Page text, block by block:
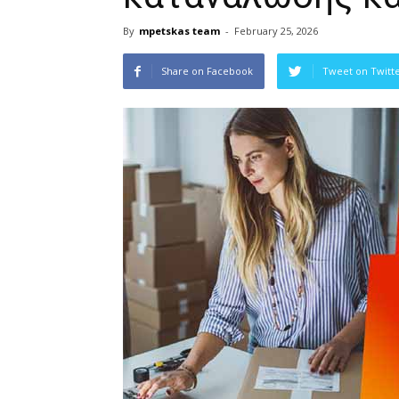
By mpetskas team - February 25, 2026
Share on Facebook Tweet on